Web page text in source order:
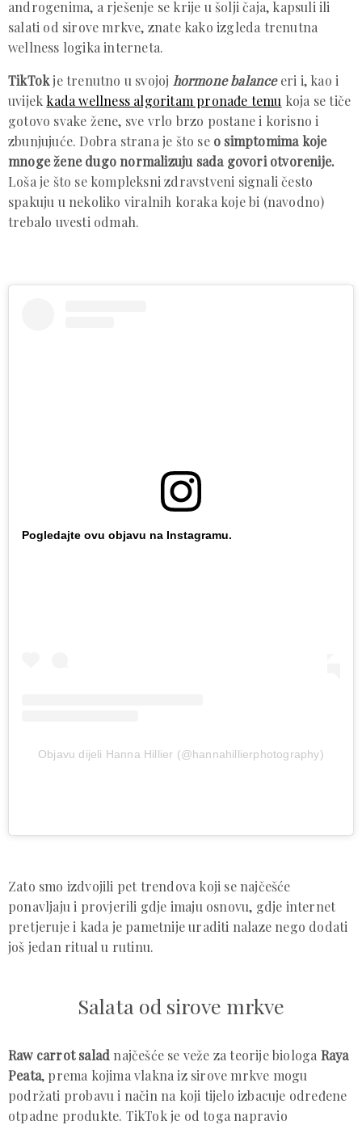
androgenima, a rješenje se krije u šolji čaja, kapsuli ili
salati od sirove mrkve, znate kako izgleda trenutna
wellness logika interneta.
TikTokje trenutno u svojoj hormone balance eri i, kao i
uvijek kada wellness algoritam pronađe temu koja se tiče
gotovo svake žene, sve vrlo brzo postane i korisno i
zbunjujuće. Dobra strana je što se o simptomima koje
mnoge žene dugo normalizuju sada govori otvorenije.
Loša je što se kompleksni zdravstveni signali često
spakuju u nekoliko viralnih koraka koje bi (navodno)
trebalo uvesti odmah.
Pogledajte ovu objavu na Instagramu.
Objavu dijeli Hanna Hillier (@hannahillierphotography)
Zato smo izdvojili pet trendova koji se najčešće
ponavljaju i provjerili gdje imaju osnovu, gdje internet
pretjeruje i kada je pametnijeuraditi nalaze nego dodati
još jedan ritual u rutinu.
Salata od sirove mrkve
Raw carrot salad najčešće se veže za teorije biologa Raya
Peata, prema kojima vlakna iz sirove mrkve mogu
podržati probavu i način na koji tijelo izbacuje određene
otpadne produkte. TikTok je od toga napravio